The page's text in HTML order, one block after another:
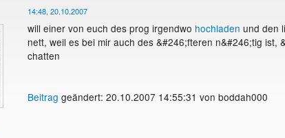
14:48, 20.10.2007
will einer von euch des prog irgendwo hochladen und den
nett, weil es bei mir auch des &#246;fteren n&#246;tig ist,
chatten
Beitrag geändert: 20.10.2007 14:55:31 von boddah000